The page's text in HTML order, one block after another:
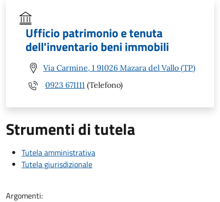
Ufficio patrimonio e tenuta
dell'inventario beni immobili
Via Carmine, 1 91026 Mazara del Vallo (TP)
0923 671111 (Telefono)
Strumenti di tutela
Tutela amministrativa
Tutela giurisdizionale
Argomenti: